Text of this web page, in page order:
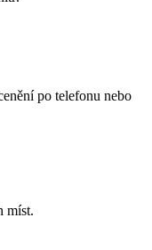
po telefonu nebo
míst.